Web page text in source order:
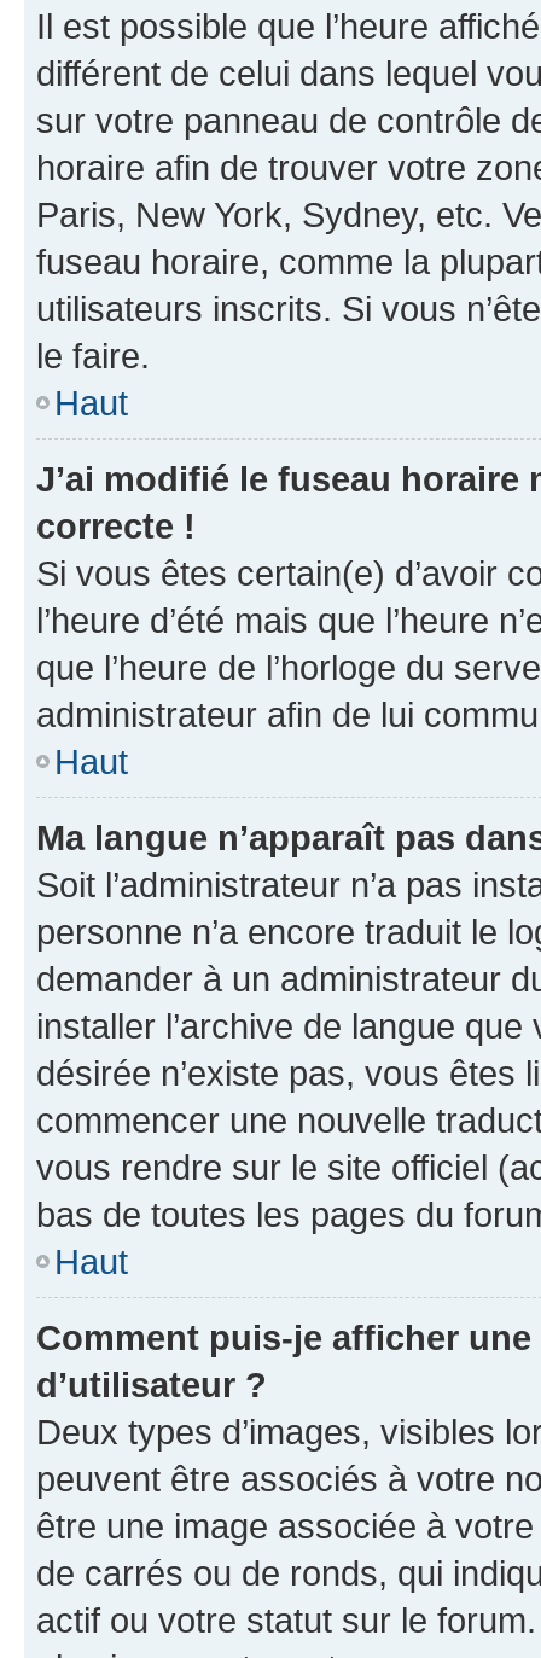
Il est possible que l’heure
différent de celui dans lequel
sur votre panneau de contrôle
horaire afin de trouver votre
Paris, New York, Sydney, etc.
fuseau horaire, comme la
utilisateurs inscrits. Si vous
le faire.
Haut
J’ai modifié le fuseau horaire
correcte !
Si vous êtes certain(e) d’avoir
l’heure d’été mais que l’heure
que l’heure de l’horloge du
administrateur afin de lui
Haut
Ma langue n’apparaît pas
Soit l’administrateur n’a pas
personne n’a encore traduit le
demander à un administrateur
installer l’archive de langue
désirée n’existe pas, vous êtes
commencer une nouvelle
vous rendre sur le site officiel
bas de toutes les pages du
Haut
Comment puis-je afficher
d’utilisateur ?
Deux types d’images, visibles
peuvent être associés à votre
être une image associée à
de carrés ou de ronds, qui
actif ou votre statut sur le